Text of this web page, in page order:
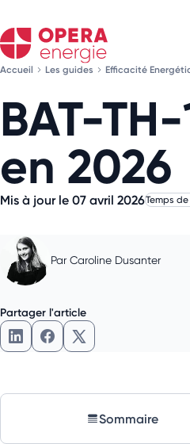
Accueil Les guides Efficacité
BAT-
en 2026
Mis à jour le 07 avril 2026Temps
Par Caroline Dusanter
Partager l'article
Partager l'article sur LinkedIn
Partager l'article sur Facebook
Partager l'article sur X
Sommaire